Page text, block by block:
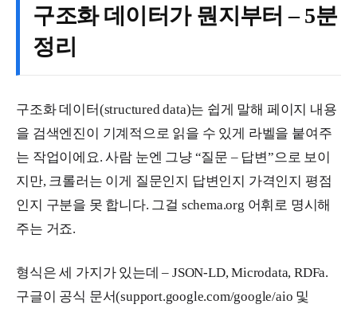
구조화 데이터가 뭔지부터 – 5분
정리
구조화 데이터(structured data)는 쉽게 말해 페이지 내용
을 검색엔진이 기계적으로 읽을 수 있게 라벨을 붙여주
는 작업이에요. 사람 눈엔 그냥 “질문 – 답변”으로 보이
지만, 크롤러는 이게 질문인지 답변인지 가격인지 평점
인지 구분을 못 합니다. 그걸 schema.org 어휘로 명시해
주는 거죠.
형식은 세 가지가 있는데 – JSON-LD, Microdata, RDFa.
구글이 공식 문서(support.google.com/google/aio 및